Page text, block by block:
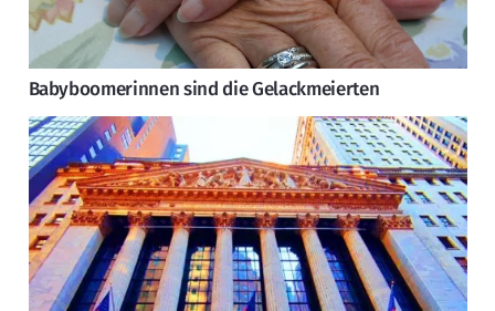
Babyboomerinnen sind die Gelackmeierten